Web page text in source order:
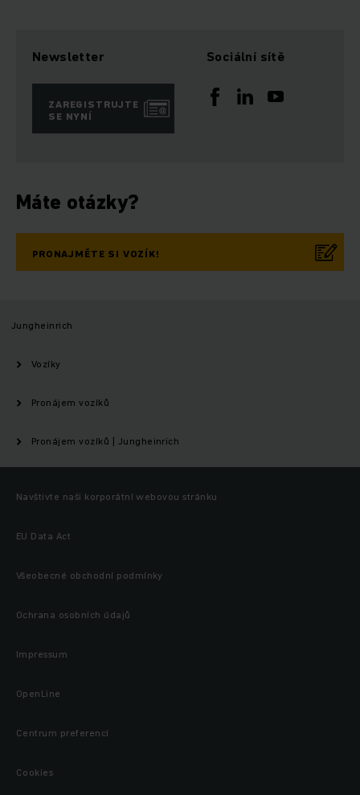
Newsletter
ZAREGISTRUJTE
SE NYNÍ
Sociální sítě
Máte otázky?
PRONAJMĚTE SI VOZÍK!
Jungheinrich
Vozíky
Pronájem vozíků
Pronájem vozíků | Jungheinrich
Navštivte naši korporátní webovou stránku
EU Data Act
Všeobecné obchodní podmínky
Ochrana osobních údajů
Impressum
OpenLine
Centrum preferencí
Cookies